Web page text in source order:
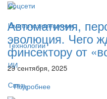
Соцсети
Импортозамещение
Технологии
ИИ
Связь
Автоматизия,
эволюция. Чего
финсектору от
29 сентября, 2025
Подробнее